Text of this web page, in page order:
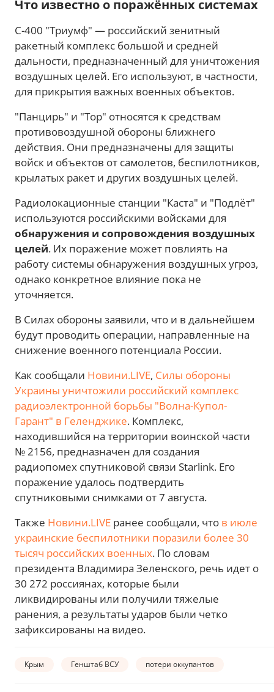
Что известно о поражённых системах
С-400 "Триумф" — российский зенитный
ракетный комплекс большой и средней
дальности, предназначенный для уничтожения
воздушных целей. Его используют, в частности,
для прикрытия важных военных объектов.
"Панцирь" и "Тор" относятся к средствам
противовоздушной обороны ближнего
действия. Они предназначены для защиты
войск и объектов от самолетов, беспилотников,
крылатых ракет и других воздушных целей.
Радиолокационные станции "Каста" и "Подлёт"
используются российскими войсками для
обнаружения и сопровождения воздушных
целей. Их поражение может повлиять на
работу системы обнаружения воздушных угроз,
однако конкретное влияние пока не
уточняется.
В Силах обороны заявили, что и в дальнейшем
будут проводить операции, направленные на
снижение военного потенциала России.
Как сообщали Новини.LIVE, Силы обороны
Украины уничтожили российский комплекс
радиоэлектронной борьбы "Волна-Купол-
Гарант" в Геленджике. Комплекс,
находившийся на территории воинской части
№ 2156, предназначен для создания
радиопомех спутниковой связи Starlink. Его
поражение удалось подтвердить
спутниковыми снимками от 7 августа.
Также Новини.LIVE ранее сообщали, что в июле
украинские беспилотники поразили более 30
тысяч российских военных. По словам
президента Владимира Зеленского, речь идет о
30 272 россиянах, которые были
ликвидированы или получили тяжелые
ранения, а результаты ударов были четко
зафиксированы на видео.
Крым Генштаб ВСУ потери оккупантов